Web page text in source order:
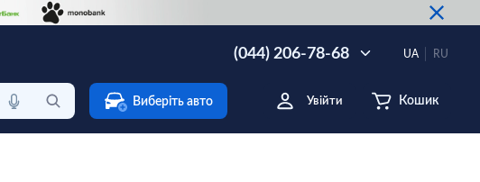
(044) 206-78-68 UA RU
Виберіть авто Увійти Кошик